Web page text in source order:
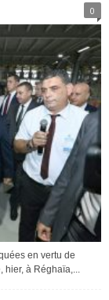
0
en vertu de
à Réghaïa,...